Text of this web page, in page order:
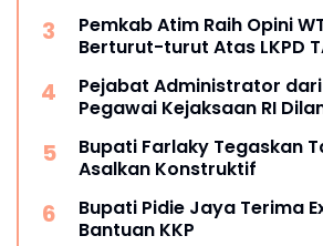
Pemkab Atim Raih Opini
Berturut-turut Atas LKPD
Pejabat Administrator
Pegawai Kejaksaan RI
Bupati Farlaky Tegaskan
Asalkan Konstruktif
Bupati Pidie Jaya Terima
Bantuan KKP